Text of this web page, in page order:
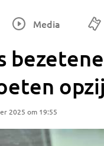
Media
2025 om 19:55